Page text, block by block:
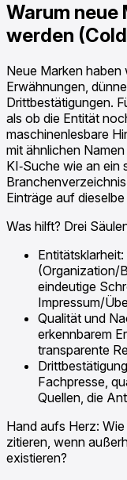
Warum
werden
Neue Marken haben
Erwähnungen,
Drittbestätigungen.
als ob die Entität
maschinenlesbare
mit ähnlichen
KI‑Suche wie an
Einträge auf
Was hilft? Drei
(Organization/
eindeutige
Impressum/
Qualität und
erkennbarem
transparente
Fachpresse,
Quellen, die
Hand aufs Herz:
zitieren, wenn
existieren?